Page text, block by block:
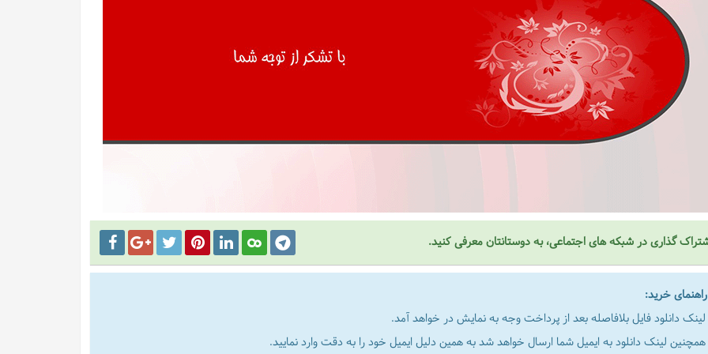
گذاری در شبکه های اجتماعی، به دوستانتان معرفی کنید.
راهنمای خرید:
لینک دانلود فایل بلافاصله بعد از پرداخت وجه به نمایش در خواهد آمد.
همچنین لینک دانلود به ایمیل شما ارسال خواهد شد به همین دلیل ایمیل خود را به دقت وارد نمایید.